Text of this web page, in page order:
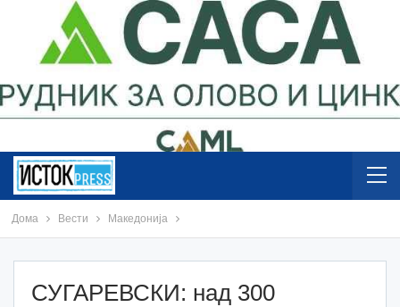
Дома Вести Македонија
СУГАРЕВСКИ: над 300